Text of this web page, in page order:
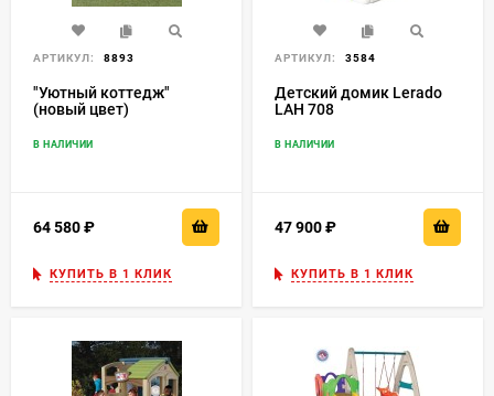
АРТИКУЛ: 8893
"Уютный коттедж"
(новый цвет)
В НАЛИЧИИ
64 580
КУПИТЬ В 1 КЛИК
АРТИКУЛ: 3584
Детский домик Lerado
LAH 708
В НАЛИЧИИ
47 900
КУПИТЬ В 1 КЛИК